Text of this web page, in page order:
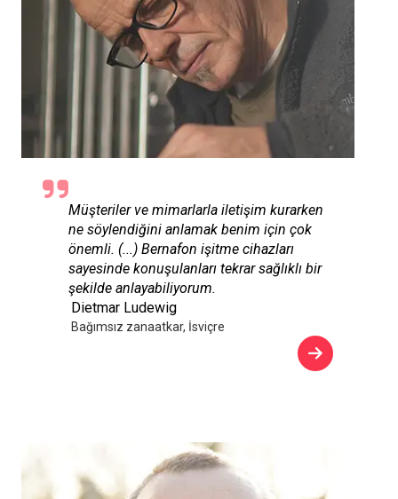
Müşteriler ve mimarlarla iletişim kurarken
ne söylendiğini anlamak benim için çok
önemli. (...) Bernafon işitme cihazları
sayesinde konuşulanları tekrar sağlıklı bir
şekilde anlayabiliyorum.
Dietmar Ludewig
Bağımsız zanaatkar, İsviçre